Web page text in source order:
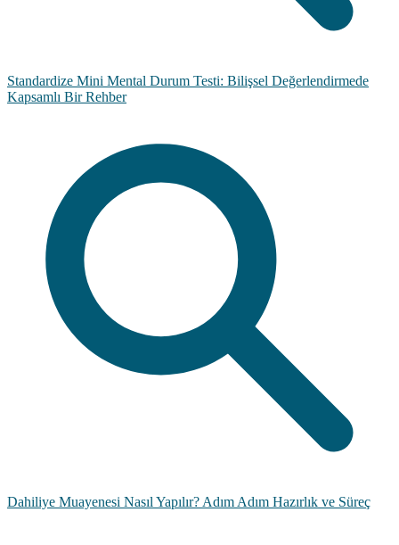
Standardize Mini Mental Durum Testi: Bilişsel Değerlendirmede
Kapsamlı Bir Rehber
Dahiliye Muayenesi Nasıl Yapılır? Adım Adım Hazırlık ve Süreç